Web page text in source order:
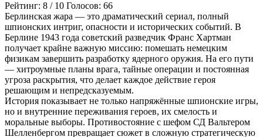
Рейтинг: 8 / 10 Голосов: 66
Берлинская жара — это драматический сериал, полный
шпионских интриг, опасности и исторических событий. В
Берлине 1943 года советский разведчик Франс Хартман
получает крайне важную миссию: помешать немецким
физикам завершить разработку ядерного оружия. На его пути
— хитроумные планы врага, тайные операции и постоянная
угроза раскрытия, что делает каждое действие героя
решающим и непредсказуемым.
История показывает не только напряжённые шпионские игры,
но и внутренние переживания героев, их смелость и
моральные выборы. Противостояние с шефом СД Вальтером
Шелленбергом превращает сюжет в сложную стратегическую